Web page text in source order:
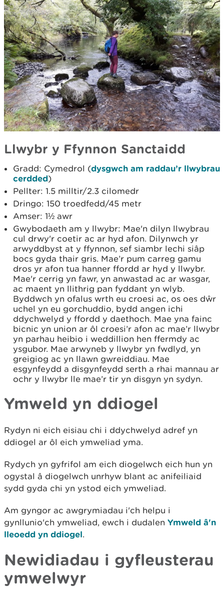
Llwybr y Ffynnon Sanctaidd
Gradd: Cymedrol (dysgwch am raddau’r llwybrau
cerdded)
Pellter: 1.5 milltir/2.3 cilomedr
Dringo: 150 troedfedd/45 metr
Amser: 1½ awr
Gwybodaeth am y llwybr: Mae'n dilyn llwybrau
cul drwy'r coetir ac ar hyd afon. Dilynwch yr
arwyddbyst at y ffynnon, sef siambr lechi siâp
bocs gyda thair gris. Mae’r pum carreg gamu
dros yr afon tua hanner ffordd ar hyd y llwybr.
Mae'r cerrig yn fawr, yn anwastad ac ar wasgar,
ac maent yn llithrig pan fyddant yn wlyb.
Byddwch yn ofalus wrth eu croesi ac, os oes dŵr
uchel yn eu gorchuddio, bydd angen ichi
ddychwelyd y ffordd y daethoch. Mae yna fainc
bicnic yn union ar ôl croesi’r afon ac mae’r llwybr
yn parhau heibio i weddillion hen ffermdy ac
ysgubor. Mae arwyneb y llwybr yn fwdlyd, yn
greigiog ac yn llawn gwreiddiau. Mae
esgynfeydd a disgynfeydd serth a rhai mannau ar
ochr y llwybr lle mae’r tir yn disgyn yn sydyn.
Ymweld yn ddiogel
Rydyn ni eich eisiau chi i ddychwelyd adref yn
ddiogel ar ôl eich ymweliad yma.
Rydych yn gyfrifol am eich diogelwch eich hun yn
ogystal â diogelwch unrhyw blant ac anifeiliaid
sydd gyda chi yn ystod eich ymweliad.
Am gyngor ac awgrymiadau i'ch helpu i
gynllunio'ch ymweliad, ewch i dudalen Ymweld â'n
lleoedd yn ddiogel.
Newidiadau i gyfleusterau
ymwelwyr